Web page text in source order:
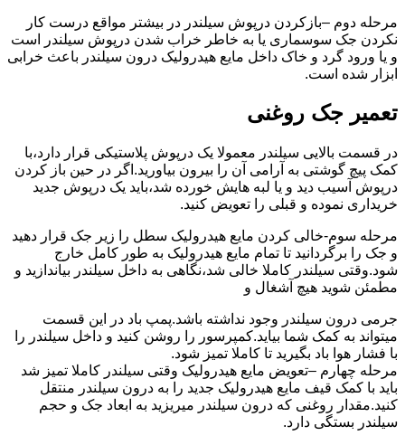
مرحله دوم –بازکردن درپوش سیلندر در بیشتر مواقع درست کار
نکردن جک سوسماری یا به خاطر خراب شدن درپوش سیلندر است
و یا ورود گرد و خاک داخل مایع هیدرولیک درون سیلندر باعث خرابی
ابزار شده است.
تعمیر جک روغنی
در قسمت بالایی سیلندر معمولا یک درپوش پلاستیکی قرار دارد،با
کمک پیچ گوشتی به آرامی آن را بیرون بیاورید.اگر در حین باز کردن
درپوش آسیب دید و یا لبه هایش خورده شد،باید یک درپوش جدید
خریداری نموده و قبلی را تعویض کنید.
مرحله سوم-خالی کردن مایع هیدرولیک سطل را زیر جک قرار دهید
و جک را برگردانید تا تمام مایع هیدرولیک به طور کامل خارج
شود.وقتی سیلندر کاملا خالی شد،نگاهی به داخل سیلندر بیاندازید و
مطمئن شوید هیچ آشغال و
جرمی درون سیلندر وجود نداشته باشد.پمپ باد در این قسمت
میتواند به کمک شما بیاید.کمپرسور را روشن کنید و داخل سیلندر را
با فشار هوا باد بگیرید تا کاملا تمیز شود.
مرحله چهارم –تعویض مایع هیدرولیک وقتی سیلندر کاملا تمیز شد
باید با کمک قیف مایع هیدرولیک جدید را به درون سیلندر منتقل
کنید.مقدار روغنی که درون سیلندر میریزید به ابعاد جک و حجم
سیلندر بستگی دارد.